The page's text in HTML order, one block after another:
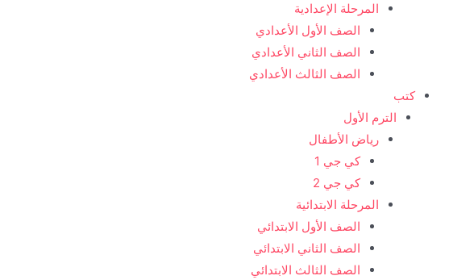
المرحلة الإعدادية
الصف الأول الأعدادي
الصف الثاني الأعدادي
الصف الثالث الأعدادي
كتب
الترم الأول
رياض الأطفال
كي جي 1
كي جي 2
المرحلة الابتدائية
الصف الأول الابتدائي
الصف الثاني الابتدائي
الصف الثالث الابتدائي